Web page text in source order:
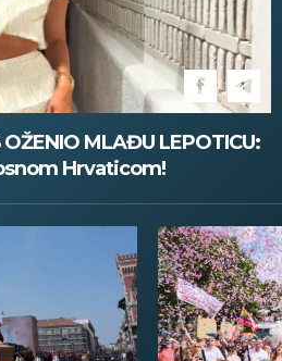
MLAĐU LEPOTICU:
Hrvaticom!